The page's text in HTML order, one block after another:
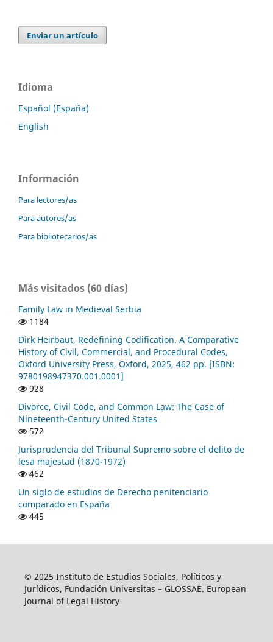
Enviar un artículo
Idioma
Español (España)
English
Información
Para lectores/as
Para autores/as
Para bibliotecarios/as
Más visitados (60 días)
Family Law in Medieval Serbia
1184
Dirk Heirbaut, Redefining Codification. A Comparative
History of Civil, Commercial, and Procedural Codes,
Oxford University Press, Oxford, 2025, 462 pp. [ISBN:
9780198947370.001.0001]
928
Divorce, Civil Code, and Common Law: The Case of
Nineteenth-Century United States
572
Jurisprudencia del Tribunal Supremo sobre el delito de
lesa majestad (1870-1972)
462
Un siglo de estudios de Derecho penitenciario
comparado en España
445
© 2025 Instituto de Estudios Sociales, Políticos y
Jurídicos, Fundación Universitas – GLOSSAE. European
Journal of Legal History